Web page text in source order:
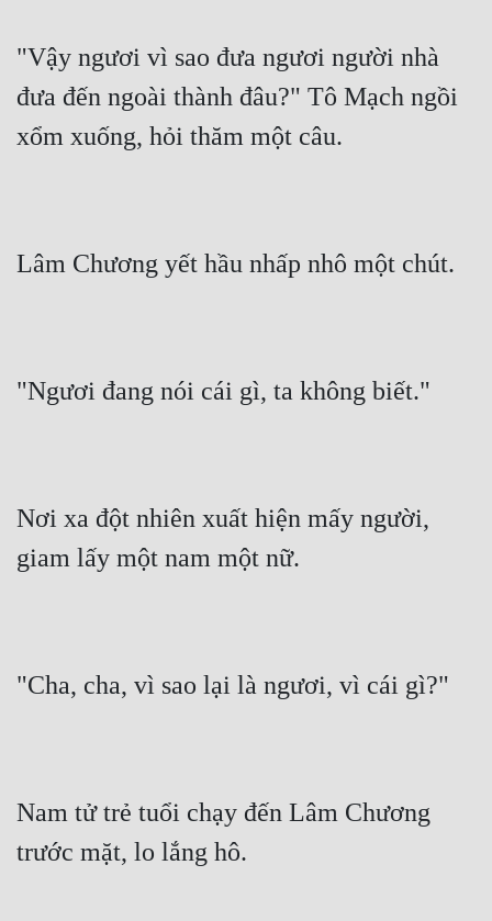
"Vậy ngươi vì sao đưa ngươi người nhà
đưa đến ngoài thành đâu?" Tô Mạch ngồi
xổm xuống, hỏi thăm một câu.
Lâm Chương yết hầu nhấp nhô một chút.
"Ngươi đang nói cái gì, ta không biết."
Nơi xa đột nhiên xuất hiện mấy người,
giam lấy một nam một nữ.
"Cha, cha, vì sao lại là ngươi, vì cái gì?"
Nam tử trẻ tuổi chạy đến Lâm Chương
trước mặt, lo lắng hô.